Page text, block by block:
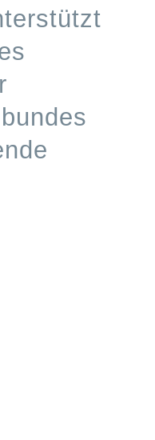
Branchen